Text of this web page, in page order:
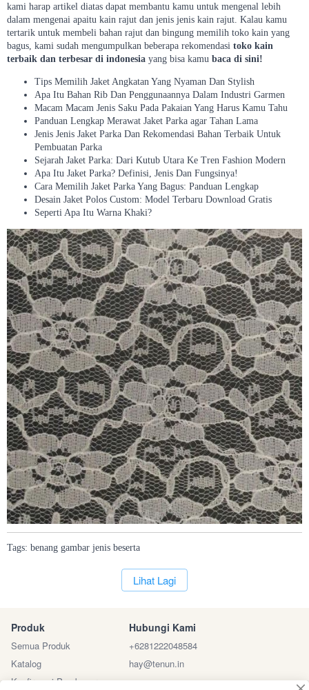
kami harap artikel diatas dapat membantu kamu untuk mengenal lebih
dalam mengenai apaitu kain rajut dan jenis jenis kain rajut. Kalau kamu
tertarik untuk membeli bahan rajut dan bingung memilih toko kain yang
bagus, kami sudah mengumpulkan beberapa rekomendasi toko kain
terbaik dan terbesar di indonesia yang bisa kamu baca di sini!
Tips Memilih Jaket Angkatan Yang Nyaman Dan Stylish
Apa Itu Bahan Rib Dan Penggunaannya Dalam Industri Garmen
Macam Macam Jenis Saku Pada Pakaian Yang Harus Kamu Tahu
Panduan Lengkap Merawat Jaket Parka agar Tahan Lama
Jenis Jenis Jaket Parka Dan Rekomendasi Bahan Terbaik Untuk
Pembuatan Parka
Sejarah Jaket Parka: Dari Kutub Utara Ke Tren Fashion Modern
Apa Itu Jaket Parka? Definisi, Jenis Dan Fungsinya!
Cara Memilih Jaket Parka Yang Bagus: Panduan Lengkap
Desain Jaket Polos Custom: Model Terbaru Download Gratis
Seperti Apa Itu Warna Khaki?
Tags: benang gambar jenis beserta
`Lihat Lagi
Produk
Semua Produk
Katalog
Konfirmasi Pembayaran
Hubungi Kami
+6281222048584
hay@tenun.in